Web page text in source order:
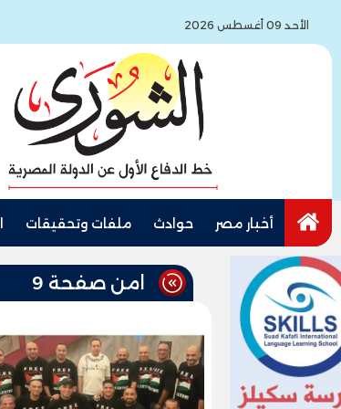
الأحد 09 أغسطس 2026
أخبار مصر حوادث ملفات وتحقيقات
امن صفحة 9